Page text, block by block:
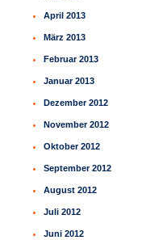
April 2013
März 2013
Februar 2013
Januar 2013
Dezember 2012
November 2012
Oktober 2012
September 2012
August 2012
Juli 2012
Juni 2012